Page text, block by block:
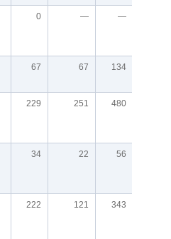
0 — —
67 67 134
229 251 480
34 22 56
222 121 343